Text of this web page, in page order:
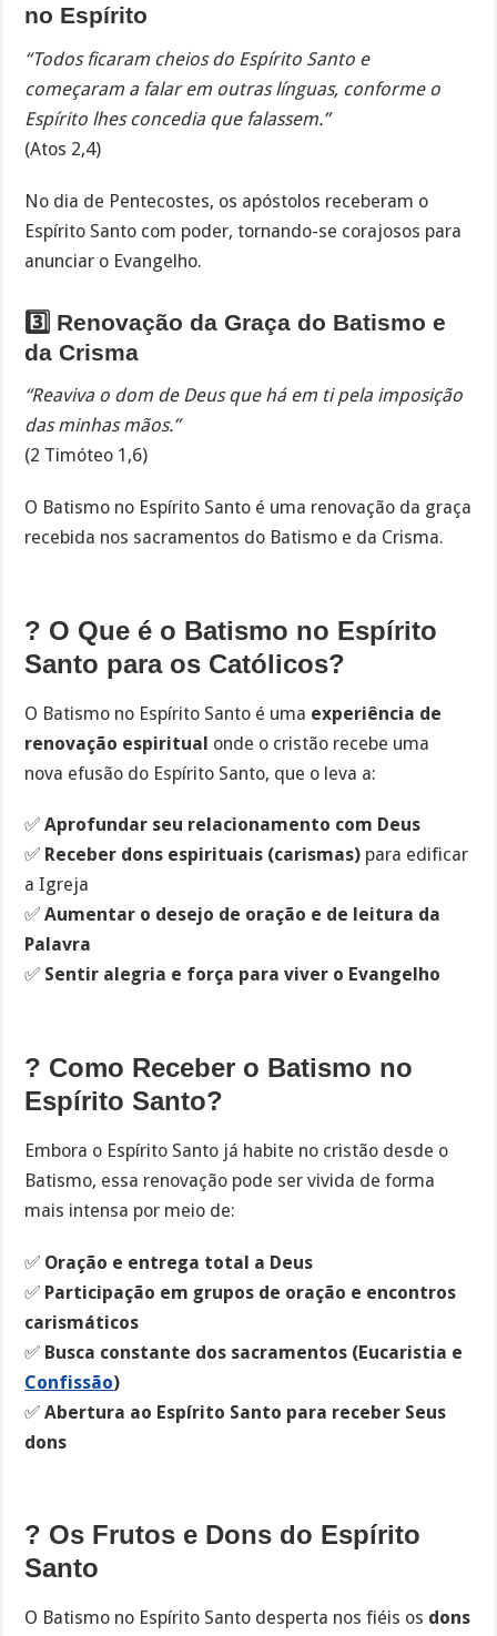
no Espírito
“Todos ficaram cheios do Espírito Santo e
começaram a falar em outras línguas, conforme o
Espírito lhes concedia que falassem.”
(Atos 2,4)
No dia de Pentecostes, os apóstolos receberam o
Espírito Santo com poder, tornando-se corajosos para
anunciar o Evangelho.
3️⃣ Renovação da Graça do Batismo e
da Crisma
“Reaviva o dom de Deus que há em ti pela imposição
das minhas mãos.”
(2 Timóteo 1,6)
O Batismo no Espírito Santo é uma renovação da graça
recebida nos sacramentos do Batismo e da Crisma.
? O Que é o Batismo no Espírito
Santo para os Católicos?
O Batismo no Espírito Santo é uma experiência de
renovação espiritual onde o cristão recebe uma
nova efusão do Espírito Santo, que o leva a:
✅Aprofundar seu relacionamento com Deus
✅ Receber dons espirituais (carismas) para edificar
a Igreja
✅Aumentar o desejo de oração e de leitura da
Palavra
✅ Sentir alegria e força para viver o Evangelho
? Como Receber o Batismo no
Espírito Santo?
Embora o Espírito Santo já habite no cristão desde o
Batismo, essa renovação pode ser vivida de forma
mais intensa por meio de:
✅ Oração e entrega total a Deus
✅ Participação em grupos de oração e encontros
carismáticos
✅ Busca constante dos sacramentos (Eucaristia e
Confissão)
✅Abertura ao Espírito Santo para receber Seus
dons
? Os Frutos e Dons do Espírito
Santo
O Batismo no Espírito Santo desperta nos fiéis os dons